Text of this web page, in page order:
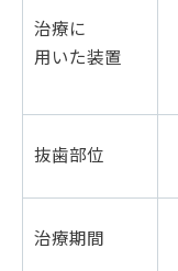
治療に
用いた装置
抜歯部位
治療期間